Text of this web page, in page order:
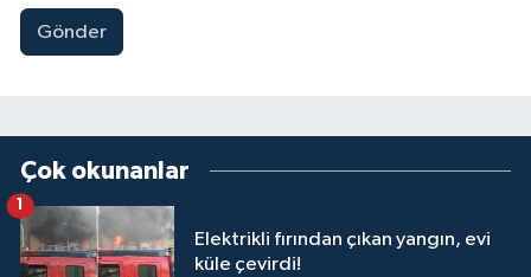
Gönder
Çok okunanlar
Elektrikli fırından çıkan yangın, evi
küle çevirdi!